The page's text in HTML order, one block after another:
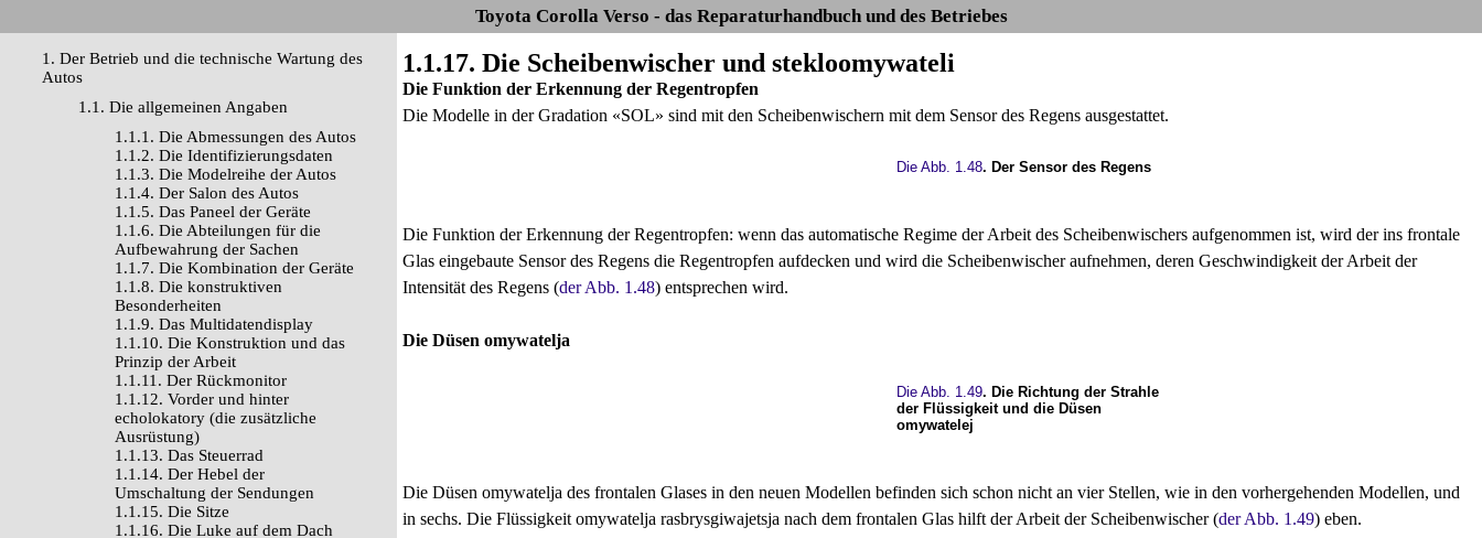
Toyota Corolla Verso - das Reparaturhandbuch und des Betriebes
1. Der Betrieb und die technische Wartung des
Autos
1.1. Die allgemeinen Angaben
1.1.1. Die Abmessungen des Autos
1.1.2. Die Identifizierungsdaten
1.1.3. Die Modelreihe der Autos
1.1.4. Der Salon des Autos
1.1.5. Das Paneel der Geräte
1.1.6. Die Abteilungen für die
Aufbewahrung der Sachen
1.1.7. Die Kombination der Geräte
1.1.8. Die konstruktiven
Besonderheiten
1.1.9. Das Multidatendisplay
1.1.10. Die Konstruktion und das
Prinzip der Arbeit
1.1.11. Der Rückmonitor
1.1.12. Vorder und hinter
echolokatory (die zusätzliche
Ausrüstung)
1.1.13. Das Steuerrad
1.1.14. Der Hebel der
Umschaltung der Sendungen
1.1.15. Die Sitze
1.1.16. Die Luke auf dem Dach
1.1.17. Die Scheibenwischer und stekloomywateli
Die Funktion der Erkennung der Regentropfen
Die Modelle in der Gradation «SOL» sind mit den Scheibenwischern mit dem Sensor des Regens ausgestattet.
Die Abb. 1.48. Der Sensor des Regens
Die Funktion der Erkennung der Regentropfen: wenn das automatische Regime der Arbeit des Scheibenwischers aufgenommen ist, wird der ins frontale
Glas eingebaute Sensor des Regens die Regentropfen aufdecken und wird die Scheibenwischer aufnehmen, deren Geschwindigkeit der Arbeit der
Intensität des Regens (der Abb. 1.48) entsprechen wird.
Die Düsen omywatelja
Die Abb. 1.49. Die Richtung der Strahle
der Flüssigkeit und die Düsen
omywatelej
Die Düsen omywatelja des frontalen Glases in den neuen Modellen befinden sich schon nicht an vier Stellen, wie in den vorhergehenden Modellen, und
in sechs. Die Flüssigkeit omywatelja rasbrysgiwajetsja nach dem frontalen Glas hilft der Arbeit der Scheibenwischer (der Abb. 1.49) eben.